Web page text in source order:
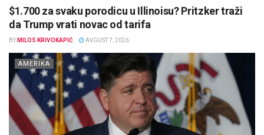
$1.700 za svaku porodicu u Illinoisu? Pritzker traži
da Trump vrati novac od tarifa
BY MILOS KRIVOKAPIĆ AVGUST 7, 2026
AMERIKA